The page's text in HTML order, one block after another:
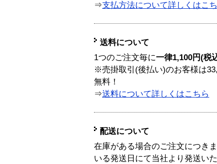
⇒支払方法について詳しくはこ
送料について
1つのご注文毎に一律1,100円(税
※売掛取引(後払い)のお客様は
無料！
⇒送料について詳しくはこちら
配送について
在庫がある場合のご注文につき
いる発送日にて当社より発送い